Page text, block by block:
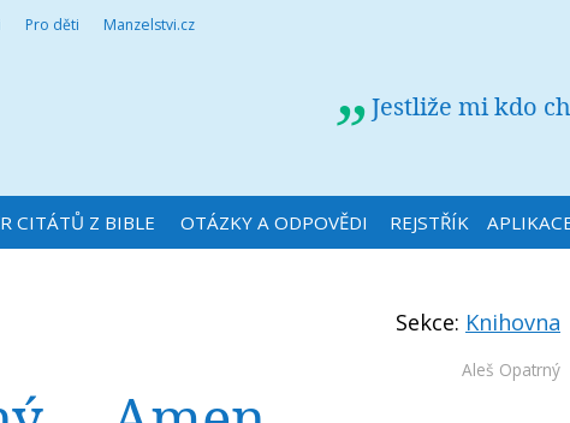
Pro děti Manzelstvi.cz
Jestliže mi kdo
CITÁTŮ Z BIBLE OTÁZKY A ODPOVĚDI REJSTŘÍK
Sekce: Knihovna
Aleš Opatrný